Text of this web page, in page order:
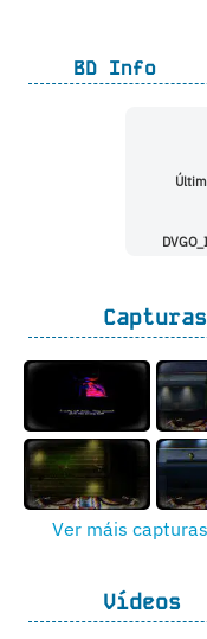
BD Info
Capturas
Ver máis capturas
Vídeos